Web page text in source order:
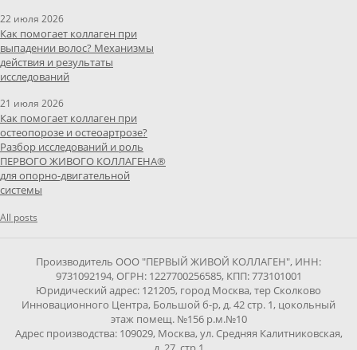
22 июля 2026
Как помогает коллаген при
выпадении волос? Механизмы
действия и результаты
исследований
21 июля 2026
Как помогает коллаген при
остеопорозе и остеоартрозе?
Разбор исследований и роль
ПЕРВОГО ЖИВОГО КОЛЛАГЕНА®
для опорно-двигательной
системы
All posts
Производитель ООО "ПЕРВЫЙ ЖИВОЙ КОЛЛАГЕН", ИНН:
9731092194, ОГРН: 1227700256585, КПП: 773101001
Юридический адрес: 121205, город Москва, тер Сколково
Инновационного Центра, Большой б-р, д. 42 стр. 1, цокольный
этаж помещ. №156 р.м.№10
Адрес производства: 109029, Москва, ул. Средняя Калитниковская,